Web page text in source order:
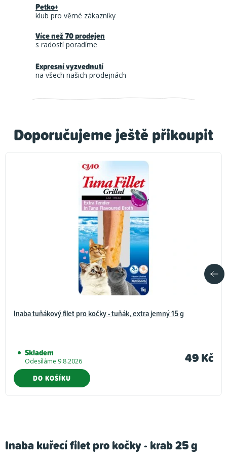
Doporučujeme ještě přikoupit
Inaba tuňákový filet pro kočky - tuňák, extra jemný 15 g
Skladem
Odesíláme 9.8.2026 49 Kč
DO KOŠÍKU
Petko+
klub pro věrné zákazníky
Více než 70 prodejen
s radostí poradíme
Expresní vyzvednutí
na všech našich prodejnách
Inaba kuřecí filet pro kočky - krab 25 g